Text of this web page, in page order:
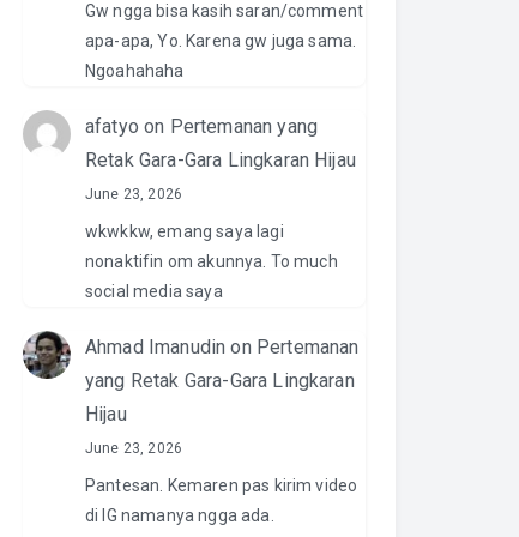
Gw ngga bisa kasih saran/comment
apa-apa, Yo. Karena gw juga sama.
Ngoahahaha
afatyo on Pertemanan yang
Retak Gara-Gara Lingkaran Hijau
June 23, 2026
wkwkkw, emang saya lagi
nonaktifin om akunnya. To much
social media saya
Ahmad Imanudin on Pertemanan
yang Retak Gara-Gara Lingkaran
Hijau
June 23, 2026
Pantesan. Kemaren pas kirim video
di IG namanya ngga ada.